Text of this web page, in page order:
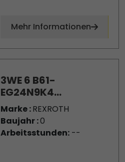
Mehr Informationen
3WE 6 B61-
EG24N9K4...
Marke :REXROTH
Baujahr :0
Arbeitsstunden:--